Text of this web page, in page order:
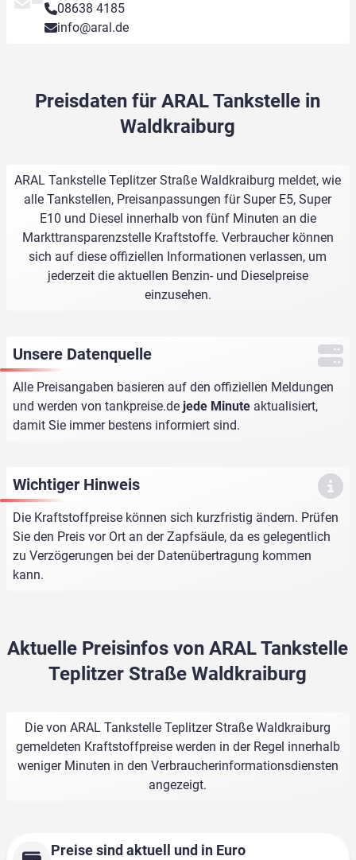
08638 4185
info@aral.de
Preisdaten für ARAL Tankstelle in
Waldkraiburg
ARAL Tankstelle Teplitzer Straße Waldkraiburg meldet, wie
alle Tankstellen, Preisanpassungen für Super E5, Super
E10 und Diesel innerhalb von fünf Minuten an die
Markttransparenzstelle Kraftstoffe. Verbraucher können
sich auf diese offiziellen Informationen verlassen, um
jederzeit die aktuellen Benzin- und Dieselpreise
einzusehen.
Unsere Datenquelle
Alle Preisangaben basieren auf den offiziellen Meldungen
und werden von tankpreise.de jede Minute aktualisiert,
damit Sie immer bestens informiert sind.
Wichtiger Hinweis
Die Kraftstoffpreise können sich kurzfristig ändern. Prüfen
Sie den Preis vor Ort an der Zapfsäule, da es gelegentlich
zu Verzögerungen bei der Datenübertragung kommen
kann.
Aktuelle Preisinfos von ARAL Tankstelle
Teplitzer Straße Waldkraiburg
Die von ARAL Tankstelle Teplitzer Straße Waldkraiburg
gemeldeten Kraftstoffpreise werden in der Regel innerhalb
weniger Minuten in den Verbraucherinformationsdiensten
angezeigt.
Preise sind aktuell und in Euro